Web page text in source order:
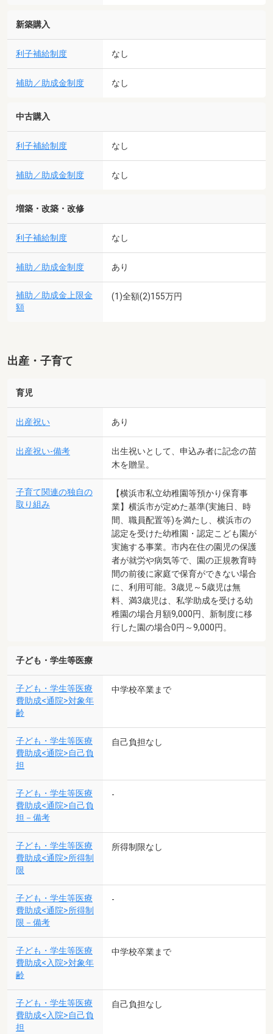
新築購入
利子補給制度 なし
補助／助成金制度 なし
中古購入
利子補給制度 なし
補助／助成金制度 なし
増築・改築・改修
利子補給制度 なし
補助／助成金制度 あり
補助／助成金上限金
額
(1)全額(2)155万円
出産・子育て
育児
出産祝い あり
出産祝い-備考
出生祝いとして、申込み者に記念の苗
木を贈呈。
子育て関連の独自の
取り組み
【横浜市私立幼稚園等預かり保育事
業】横浜市が定めた基準(実施日、時
間、職員配置等)を満たし、横浜市の
認定を受けた幼稚園・認定こども園が
実施する事業。市内在住の園児の保護
者が就労や病気等で、園の正規教育時
間の前後に家庭で保育ができない場合
に、利用可能。3歳児～5歳児は無
料、満3歳児は、私学助成を受ける幼
稚園の場合月額9,000円、新制度に移
行した園の場合0円～9,000円。
子ども・学生等医療
子ども・学生等医療
費助成<通院>対象年
齢
中学校卒業まで
子ども・学生等医療
費助成<通院>自己負
担
自己負担なし
子ども・学生等医療
費助成<通院>自己負
担－備考
-
子ども・学生等医療
費助成<通院>所得制
限
所得制限なし
子ども・学生等医療
費助成<通院>所得制
限－備考
-
子ども・学生等医療
費助成<入院>対象年
齢
中学校卒業まで
子ども・学生等医療
費助成<入院>自己負
担
自己負担なし